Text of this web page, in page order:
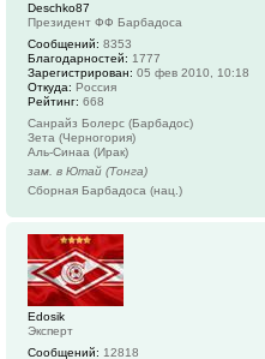
Deschko87
Президент ФФ Барбадоса
Сообщений: 8353
Благодарностей: 1777
Зарегистрирован: 05 фев 2010, 10:18
Откуда: Россия
Рейтинг: 668
Санрайз Болерс (Барбадос)
Зета (Черногория)
Аль-Синаа (Ирак)
зам. в Ютай (Тонга)
Сборная Барбадоса (нац.)
Edosik
Эксперт
Сообщений: 12818